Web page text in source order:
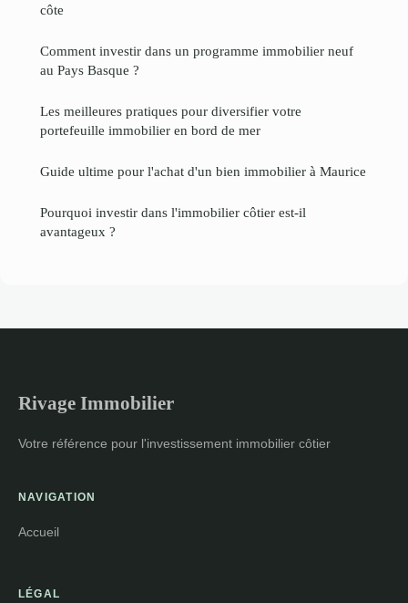
côte
Comment investir dans un programme immobilier neuf
au Pays Basque ?
Les meilleures pratiques pour diversifier votre
portefeuille immobilier en bord de mer
Guide ultime pour l'achat d'un bien immobilier à Maurice
Pourquoi investir dans l'immobilier côtier est-il
avantageux ?
Rivage Immobilier
Votre référence pour l'investissement immobilier côtier
NAVIGATION
Accueil
LÉGAL